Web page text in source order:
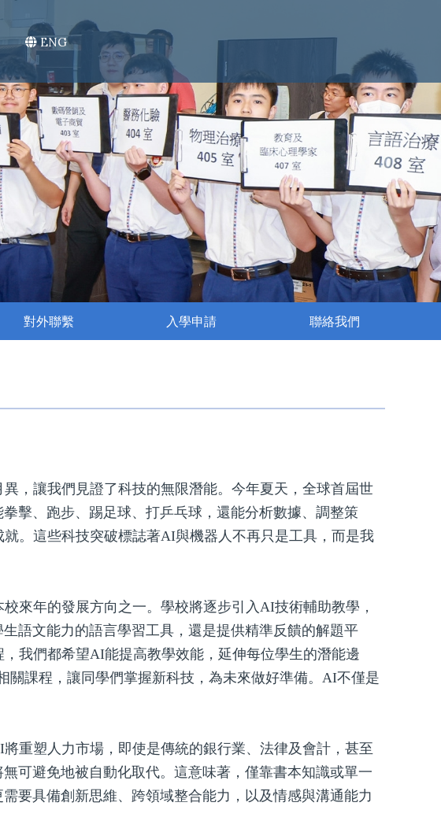
ENG
對外聯繫 入學申請 聯絡我們
，讓我們見證了科技的無限潛能。今年夏天，全球首屆世
擊、跑步、踢足球、打乒乓球，還能分析數據、調整策
。這些科技突破標誌著AI與機器人不再只是工具，而是我
來年的發展方向之一。學校將逐步引入AI技術輔助教學，
語文能力的語言學習工具，還是提供精準反饋的解題平
我們都希望AI能提高教學效能，延伸每位學生的潛能邊
課程，讓同學們掌握新科技，為未來做好準備。AI不僅是
重塑人力市場，即使是傳統的銀行業、法律及會計，甚至
可避免地被自動化取代。這意味著，僅靠書本知識或單一
要具備創新思維、跨領域整合能力，以及情感與溝通能力